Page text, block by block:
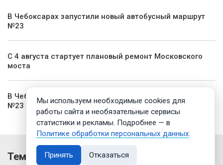
В Чебоксарах запустили новый автобусный маршрут
№23
С 4 августа стартует плановый ремонт Московского
моста
В Чебоксарах запущен новый автобусный маршрут
№23
Темы
Мы используем необходимые cookies для
работы сайта и необязательные сервисы
статистики и рекламы. Подробнее — в
Политике обработки персональных данных.
Принять Отказаться